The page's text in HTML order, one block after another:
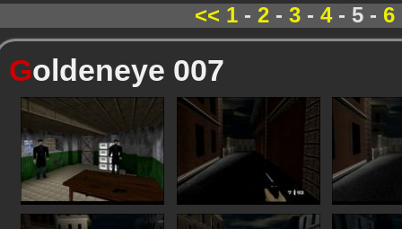
<< 1 - 2 - 3 - 4- 5 - 6
Goldeneye 007